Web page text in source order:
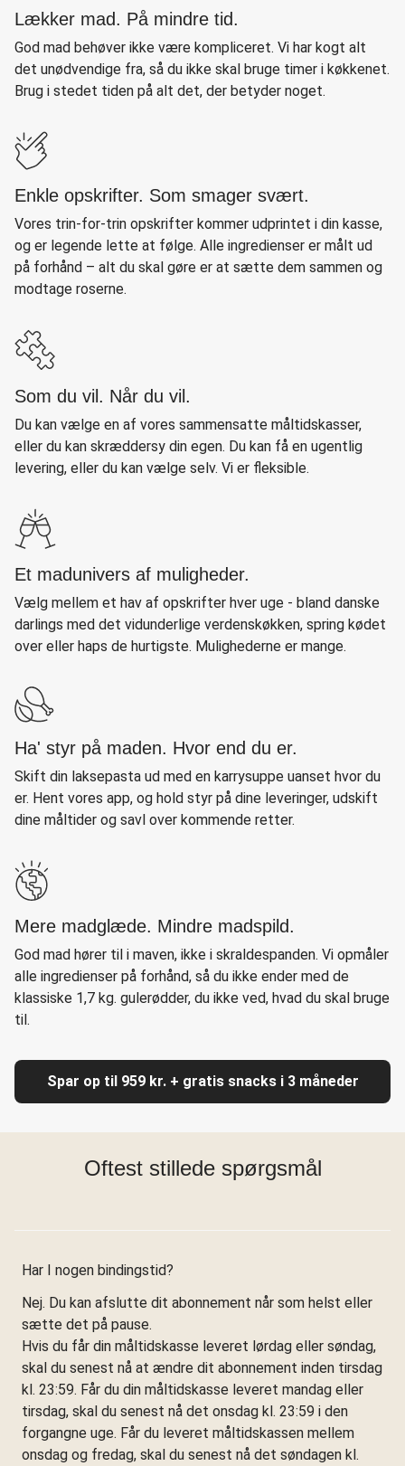
Lækker mad. På mindre tid.
God mad behøver ikke være kompliceret. Vi har kogt alt
det unødvendige fra, så du ikke skal bruge timer i køkkenet.
Brug i stedet tiden på alt det, der betyder noget.
Enkle opskrifter. Som smager svært.
Vores trin-for-trin opskrifter kommer udprintet i din kasse,
og er legende lette at følge. Alle ingredienser er målt ud
på forhånd – alt du skal gøre er at sætte dem sammen og
modtage roserne.
Som du vil. Når du vil.
Du kan vælge en af vores sammensatte måltidskasser,
eller du kan skræddersy din egen. Du kan få en ugentlig
levering, eller du kan vælge selv. Vi er fleksible.
Et madunivers af muligheder.
Vælg mellem et hav af opskrifter hver uge - bland danske
darlings med det vidunderlige verdenskøkken, spring kødet
over eller haps de hurtigste. Mulighederne er mange.
Ha' styr på maden. Hvor end du er.
Skift din laksepasta ud med en karrysuppe uanset hvor du
er. Hent vores app, og hold styr på dine leveringer, udskift
dine måltider og savl over kommende retter.
Mere madglæde. Mindre madspild.
God mad hører til i maven, ikke i skraldespanden. Vi opmåler
alle ingredienser på forhånd, så du ikke ender med de
klassiske 1,7 kg. gulerødder, du ikke ved, hvad du skal bruge
til.
Spar op til 959 kr. + gratis snacks i 3 måneder
Oftest stillede spørgsmål
Har I nogen bindingstid?
Nej. Du kan afslutte dit abonnement når som helst eller
sætte det på pause.
Hvis du får din måltidskasse leveret lørdag eller søndag,
skal du senest nå at ændre dit abonnement inden tirsdag
kl. 23:59. Får du din måltidskasse leveret mandag eller
tirsdag, skal du senest nå det onsdag kl. 23:59 i den
forgangne uge. Får du leveret måltidskassen mellem
onsdag og fredag, skal du senest nå det søndagen kl.